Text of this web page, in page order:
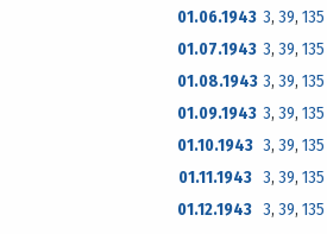
01.06.1943 3,39,135
01.07.1943 3,39,135
01.08.1943 3,39,135
01.09.1943 3,39,135
01.10.1943 3,39,135
01.11.1943 3,39,135
01.12.1943 3,39,135